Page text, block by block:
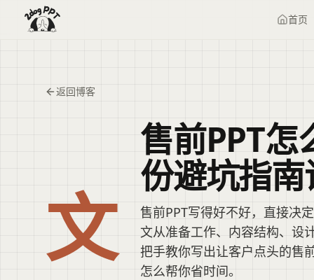
首页
返回博客
文
售前PPT怎
份避坑指
售前PPT写得好不好，直接决
文从准备工作、内容结构、设
把手教你写出让客户点头的售
怎么帮你省时间。